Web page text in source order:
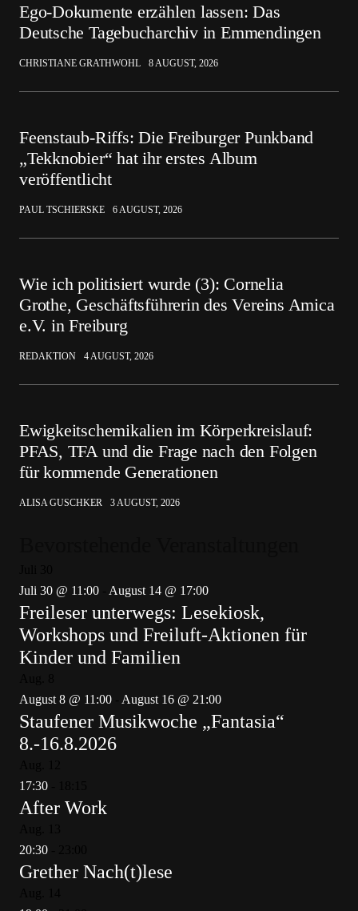
Ego-Dokumente erzählen lassen: Das
Deutsche Tagebucharchiv in Emmendingen
CHRISTIANE GRATHWOHL 8 AUGUST, 2026
Feenstaub-Riffs: Die Freiburger Punkband
„Tekknobier“ hat ihr erstes Album
veröffentlicht
PAUL TSCHIERSKE 6 AUGUST, 2026
Wie ich politisiert wurde (3): Cornelia
Grothe, Geschäftsführerin des Vereins Amica
e.V. in Freiburg
REDAKTION 4 AUGUST, 2026
Ewigkeitschemikalien im Körperkreislauf:
PFAS, TFA und die Frage nach den Folgen
für kommende Generationen
ALISA GUSCHKER 3 AUGUST, 2026
Juli 30 @ 11:00
August 14 @ 17:00
Freileser unterwegs: Lesekiosk,
Workshops und Freiluft-Aktionen für
Kinder und Familien
August 8 @ 11:00
August 16 @ 21:00
Staufener Musikwoche „Fantasia“
8.-16.8.2026
17:30
After Work
20:30
Grether Nach(t)lese